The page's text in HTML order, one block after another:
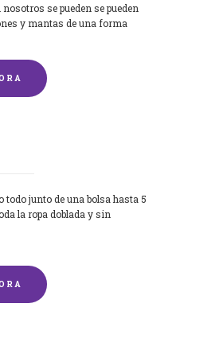
nosotros se pueden se pueden
y mantas de una forma
todo junto de una bolsa hasta 5
la ropa doblada y sin